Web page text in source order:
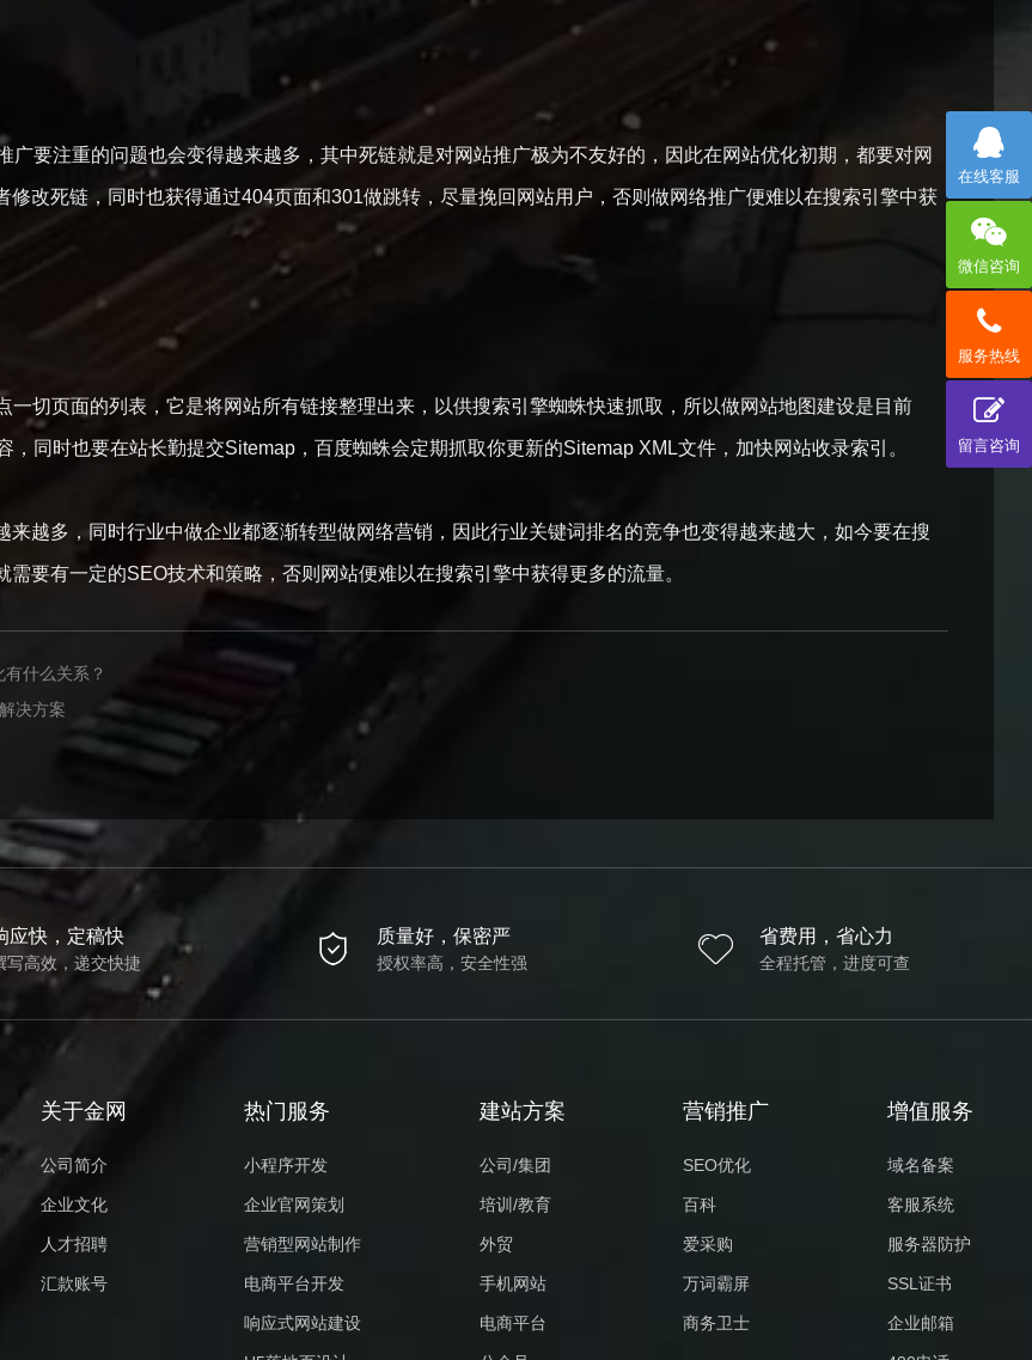
广要注重的问题也会变得越来越多，其中死链就是对网站推广极为不友好的，因此在网站优化初期，都要对网
修改死链，同时也获得通过404页面和301做跳转，尽量挽回网站用户，否则做网络推广便难以在搜索引擎中获
一切页面的列表，它是将网站所有链接整理出来，以供搜索引擎蜘蛛快速抓取，所以做网站地图建设是目前
，同时也要在站长勤提交Sitemap，百度蜘蛛会定期抓取你更新的Sitemap XML文件，加快网站收录索引。
来越多，同时行业中做企业都逐渐转型做网络营销，因此行业关键词排名的竞争也变得越来越大，如今要在搜
需要有一定的SEO技术和策略，否则网站便难以在搜索引擎中获得更多的流量。
什么关系？
决方案
应快，定稿快
写高效，递交快捷
质量好，保密严
授权率高，安全性强
省费用，省心力
全程托管，进度可查
关于金网
公司简介
企业文化
人才招聘
汇款账号
热门服务
小程序开发
企业官网策划
营销型网站制作
电商平台开发
响应式网站建设
建站方案
公司/集团
培训/教育
外贸
手机网站
电商平台
营销推广
SEO优化
百科
爱采购
万词霸屏
商务卫士
增值服务
域名备案
客服系统
服务器防护
SSL证书
企业邮箱
在线客服
微信咨询
服务热线
留言咨询